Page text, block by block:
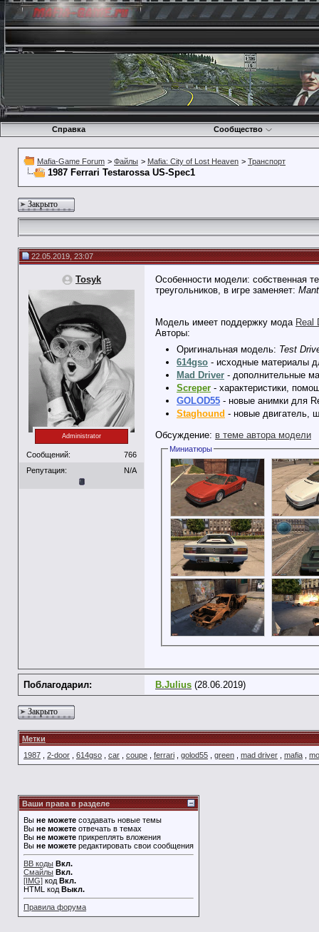
Справка Сообщество
Mafia-Game Forum > Файлы > Mafia: City of Lost Heaven > Транспорт
1987 Ferrari Testarossa US-Spec1
Закрыто
22.05.2019, 23:07
Tosyk
Administrator
Сообщений:
766
Репутация:
N/A
Особенности модели: собственная
треугольников, в игре заменяет:
Модель имеет поддержку мода Real
Авторы:
Оригинальная модель: Test
614gso - исходные материалы
Mad Driver - дополнительные
Screper - характеристики,
GOLOD55 - новые анимки для
Staghound - новые двигатель,
Обсуждение: в теме автора модели
Миниатюры
Поблагодарил: B.Julius (28.06.2019)
Закрыто
Метки
1987
2-door 614gso car coupe ferrari golod55 green mad driver mafia
Ваши права в разделе
Вы не можете создавать новые темы
Вы не можете отвечать в темах
Вы не можете прикреплять вложения
Вы не можете редактировать свои сообщения
BB коды Вкл.
Смайлы Вкл.
[IMG] код Вкл.
HTML код Выкл.
Правила форума